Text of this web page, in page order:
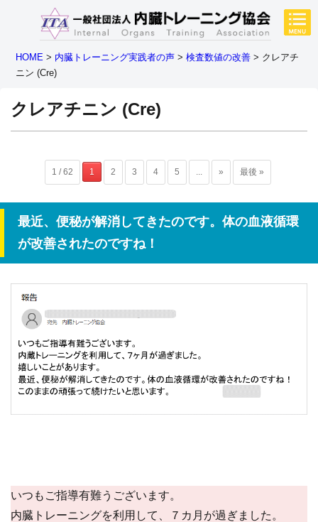
HOME > 内臓トレーニング実践者の声 >検査数値の改善 > クレアチ
ニン (Cre)
クレアチニン (Cre)
1 / 62 1 2 3 4 5 ... » 最後 »
最近、便秘が解消してきたのです。体の血液循環
が改善されたのですね！
いつもご指導有難うございます。
内臓トレーニングを利用して、７カ月が過ぎました。